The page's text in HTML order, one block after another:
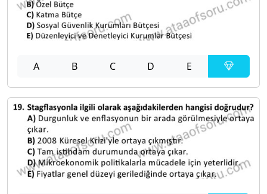
A B C D E